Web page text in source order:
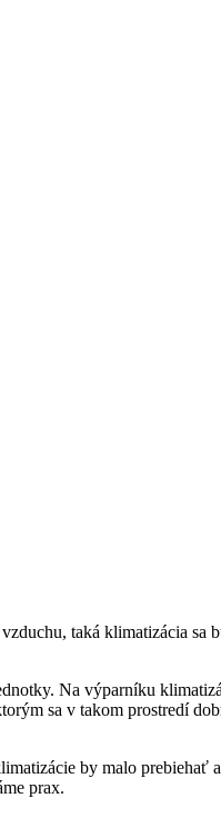
taká klimatizácia sa
Na výparníku
sa v takom prostredí
by malo prebiehať
prax.